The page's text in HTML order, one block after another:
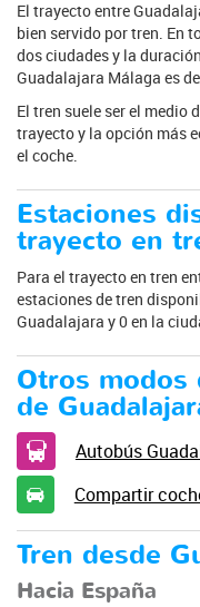
El trayecto entre
bien servido por tren. En
dos ciudades y la
Guadalajara Málaga es de
El tren suele ser el medio
trayecto y la opción más
el coche.
Estaciones
trayecto en
Para el trayecto en tren
estaciones de tren
Guadalajara y 0 en la
Otros modos
de
Autobús
Compartir
Tren desde
Hacia España